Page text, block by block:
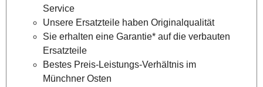
Service
Unsere Ersatzteile haben Originalqualität
Sie erhalten eine Garantie* auf die verbauten
Ersatzteile
Bestes Preis-Leistungs-Verhältnis im
Münchner Osten